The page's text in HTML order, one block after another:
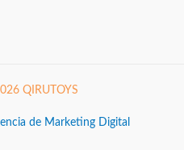
QIRUTOYS
de Marketing Digital